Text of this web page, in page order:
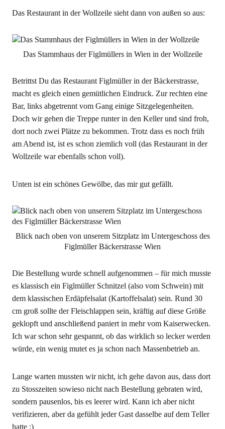
Das Restaurant in der Wollzeile sieht dann von außen so aus:
Das Stammhaus der Figlmüllers in Wien in der Wollzeile
Betrittst Du das Restaurant Figlmüller in der Bäckerstrasse,
macht es gleich einen gemütlichen Eindruck. Zur rechten eine
Bar, links abgetrennt vom Gang einige Sitzgelegenheiten.
Doch wir gehen die Treppe runter in den Keller und sind froh,
dort noch zwei Plätze zu bekommen. Trotz dass es noch früh
am Abend ist, ist es schon ziemlich voll (das Restaurant in der
Wollzeile war ebenfalls schon voll).
Unten ist ein schönes Gewölbe, das mir gut gefällt.
Blick nach oben von unserem Sitzplatz im Untergeschoss des
Figlmüller Bäckerstrasse Wien
Die Bestellung wurde schnell aufgenommen – für mich musste
es klassisch ein Figlmüller Schnitzel (also vom Schwein) mit
dem klassischen Erdäpfelsalat (Kartoffelsalat) sein. Rund 30
cm groß sollte der Fleischlappen sein, kräftig auf diese Größe
geklopft und anschließend paniert in mehr vom Kaiserwecken.
Ich war schon sehr gespannt, ob das wirklich so lecker werden
würde, ein wenig mutet es ja schon nach Massenbetrieb an.
Lange warten mussten wir nicht, ich gehe davon aus, dass dort
zu Stosszeiten sowieso nicht nach Bestellung gebraten wird,
sondern pausenlos, bis es leerer wird. Kann ich aber nicht
verifizieren, aber da gefühlt jeder Gast dasselbe auf dem Teller
hatte ;)